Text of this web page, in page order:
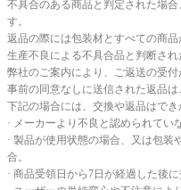
不具合のある商品と判定された場
す。
返品の際には包装材とすべての商
生産不良による不具合品と判断さ
弊社のご案内により、ご返送の受
事前の同意なしに送信された返品は
下記の場合には、交換や返品はでき
· メーカーより不良と認められてい
· 製品が使用状態の場合、又は包
合。
· 商品受領日から7日が経過した後